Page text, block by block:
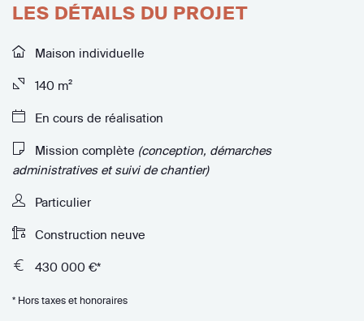
LES DÉTAILS DU PROJET
Maison individuelle
140 m²
En cours de réalisation
Mission complète (conception, démarches
administratives et suivi de chantier)
Particulier
Construction neuve
430 000 €*
* Hors taxes et honoraires